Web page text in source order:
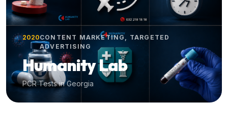
2020CONTENT MARKETING, TARGETED
ADVERTISING
Humanity Lab
PCR Tests in Georgia